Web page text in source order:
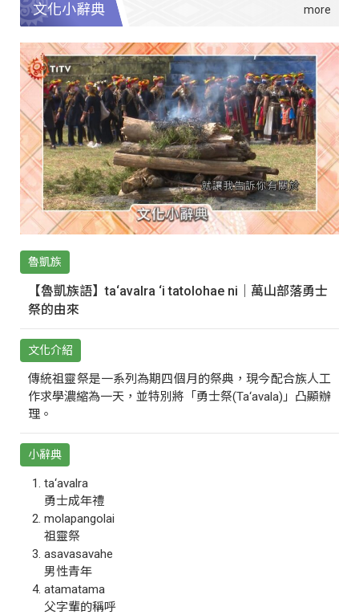
文化小辭典
魯凱族
【魯凱族語】ta‘avalra ‘i tatolohae ni｜萬山部落勇士
祭的由來
文化介紹
傳統祖靈祭是一系列為期四個月的祭典，現今配合族人工
作求學濃縮為一天，並特別將「勇士祭(Ta‘avala)」凸顯辦
理。
小辭典
ta‘avalra
勇士成年禮
molapangolai
祖靈祭
asavasavahe
男性青年
atamatama
父字輩的稱呼